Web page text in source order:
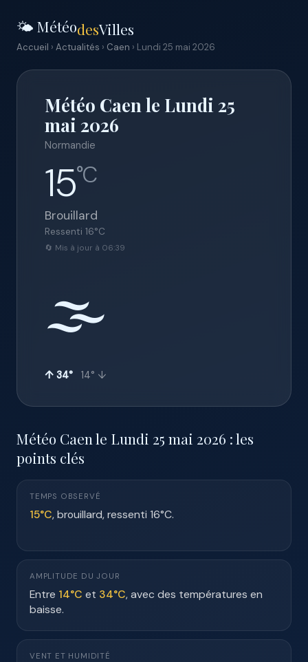
🌤️ MétéodesVilles
Accueil › Actualités › Caen › Lundi 25 mai 2026
Météo Caen le Lundi 25
mai 2026
Normandie
15°C
Brouillard
Ressenti 16°C
🔄 Mis à jour à 06:39
🌫️
↑ 34° 14° ↓
Météo Caen le Lundi 25 mai 2026 : les
points clés
TEMPS OBSERVÉ
15°C, brouillard, ressenti 16°C.
AMPLITUDE DU JOUR
Entre 14°C et 34°C, avec des températures en
baisse.
VENT ET HUMIDITÉ